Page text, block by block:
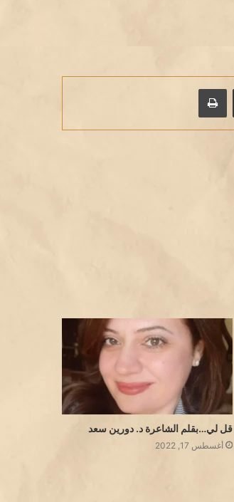
مشاركة عبر البريد طباعة
قل لي…بقلم الشاعرة د. دورين سعد
أغسطس 17, 2022